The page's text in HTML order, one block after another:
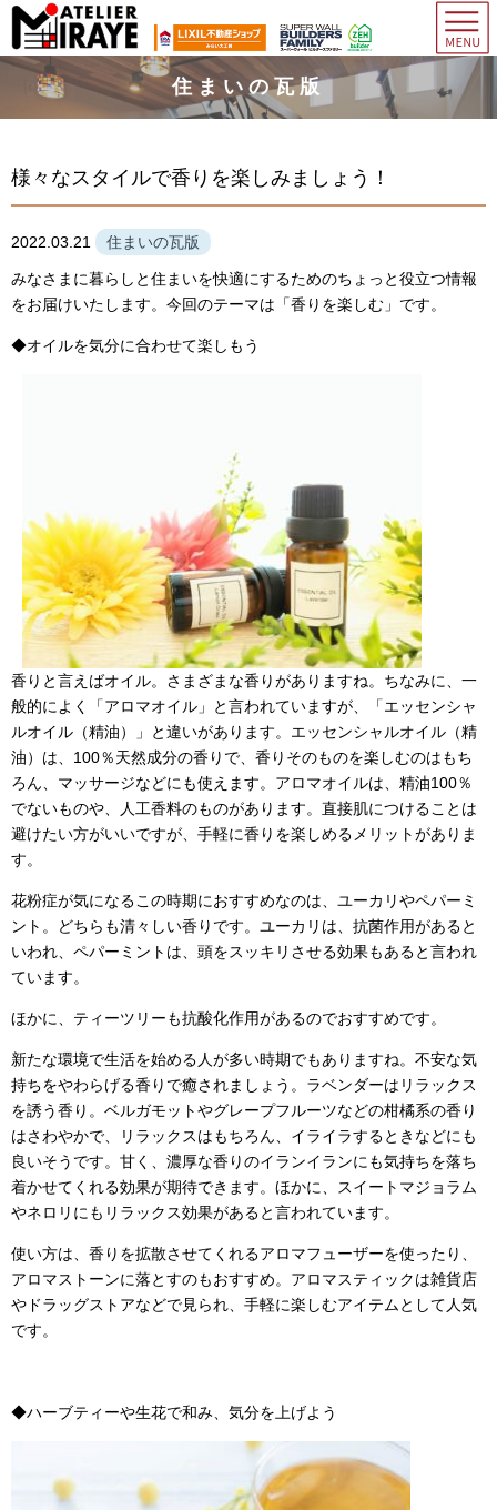
住まいの瓦版
様々なスタイルで香りを楽しみましょう！
2022.03.21 住まいの瓦版
みなさまに暮らしと住まいを快適にするためのちょっと役立つ情報
をお届けいたします。今回のテーマは「香りを楽しむ」です。
◆オイルを気分に合わせて楽しもう
香りと言えばオイル。さまざまな香りがありますね。ちなみに、一
般的によく「アロマオイル」と言われていますが、「エッセンシャ
ルオイル（精油）」と違いがあります。エッセンシャルオイル（精
油）は、100％天然成分の香りで、香りそのものを楽しむのはもち
ろん、マッサージなどにも使えます。アロマオイルは、精油100％
でないものや、人工香料のものがあります。直接肌につけることは
避けたい方がいいですが、手軽に香りを楽しめるメリットがありま
す。
花粉症が気になるこの時期におすすめなのは、ユーカリやペパーミ
ント。どちらも清々しい香りです。ユーカリは、抗菌作用があると
いわれ、ペパーミントは、頭をスッキリさせる効果もあると言われ
ています。
ほかに、ティーツリーも抗酸化作用があるのでおすすめです。
新たな環境で生活を始める人が多い時期でもありますね。不安な気
持ちをやわらげる香りで癒されましょう。ラベンダーはリラックス
を誘う香り。ベルガモットやグレープフルーツなどの柑橘系の香り
はさわやかで、リラックスはもちろん、イライラするときなどにも
良いそうです。甘く、濃厚な香りのイランイランにも気持ちを落ち
着かせてくれる効果が期待できます。ほかに、スイートマジョラム
やネロリにもリラックス効果があると言われています。
使い方は、香りを拡散させてくれるアロマフューザーを使ったり、
アロマストーンに落とすのもおすすめ。アロマスティックは雑貨店
やドラッグストアなどで見られ、手軽に楽しむアイテムとして人気
です。
◆ハーブティーや生花で和み、気分を上げよう